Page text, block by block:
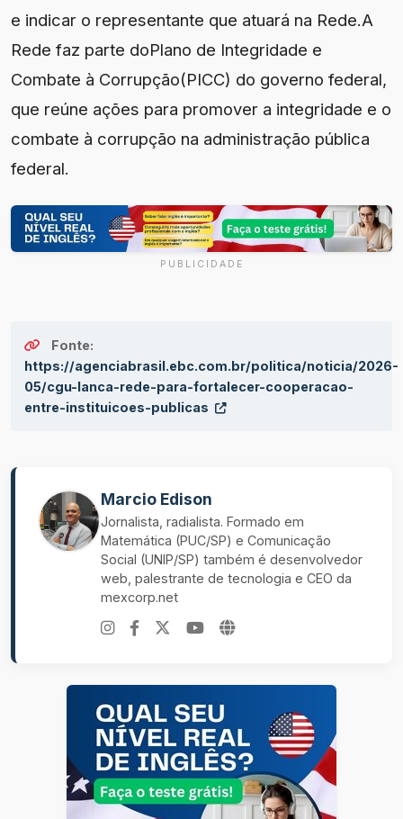
e indicar o representante que atuará na Rede.A
Rede faz parte doPlano de Integridade e
Combate à Corrupção(PICC) do governo federal,
que reúne ações para promover a integridade e o
combate à corrupção na administração pública
federal.
PUBLICIDADE
Fonte:
https://agenciabrasil.ebc.com.br/politica/noticia/2026-
05/cgu-lanca-rede-para-fortalecer-cooperacao-
entre-instituicoes-publicas
Marcio Edison
Jornalista, radialista. Formado em
Matemática (PUC/SP) e Comunicação
Social (UNIP/SP) também é desenvolvedor
web, palestrante de tecnologia e CEO da
mexcorp.net